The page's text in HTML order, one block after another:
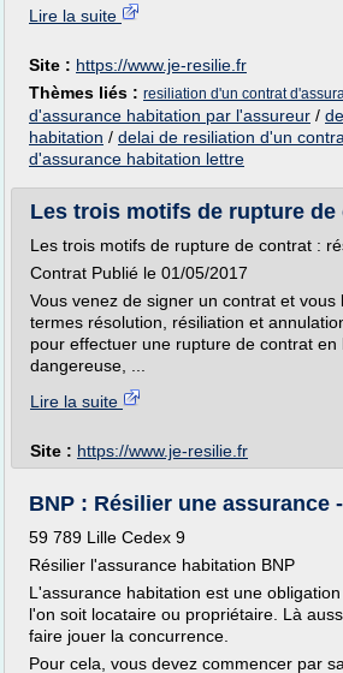
Lire la suite
Site : https://www.je-resilie.fr
Thèmes liés : resiliation d'un contrat
d'assurance habitation par l'assureur /
habitation / delai de resiliation d'un
d'assurance habitation lettre
Les trois motifs de rupture
Les trois motifs de rupture de contrat :
Contrat Publié le 01/05/2017
Vous venez de signer un contrat et
termes résolution, résiliation et
pour effectuer une rupture de contrat
dangereuse, ...
Lire la suite
Site : https://www.je-resilie.fr
BNP : Résilier une assurance
59 789 Lille Cedex 9
Résilier l'assurance habitation BNP
L'assurance habitation est une
l'on soit locataire ou propriétaire. Là
faire jouer la concurrence.
Pour cela, vous devez commencer par